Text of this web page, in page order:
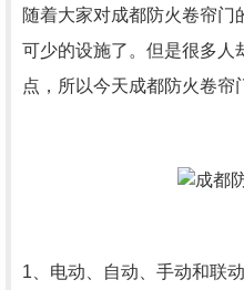
随着大家对成都防火卷帘门
可少的设施了。但是很多人
点，所以今天成都防火卷帘
1、电动、自动、手动和联动